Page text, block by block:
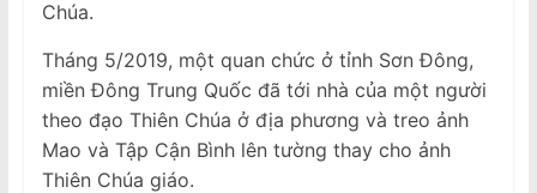
Chúa.
Tháng 5/2019, một quan chức ở tỉnh Sơn Đông,
miền Đông Trung Quốc đã tới nhà của một người
theo đạo Thiên Chúa ở địa phương và treo ảnh
Mao và Tập Cận Bình lên tường thay cho ảnh
Thiên Chúa giáo.